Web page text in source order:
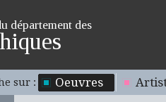
département des
sur : Oeuvres